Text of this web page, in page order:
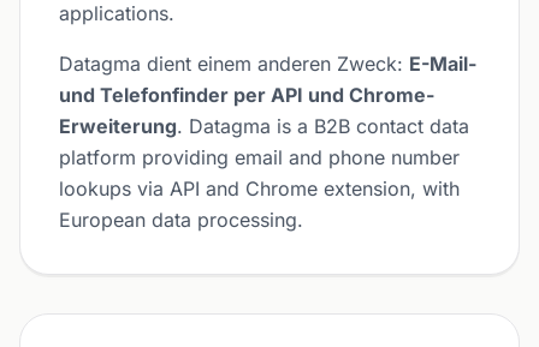
applications.
Datagma dient einem anderen Zweck: E-Mail-
und Telefonfinder per API und Chrome-
Erweiterung. Datagma is a B2B contact data
platform providing email and phone number
lookups via API and Chrome extension, with
European data processing.